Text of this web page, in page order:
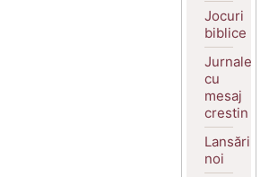
Jocuri
biblice
Jurnale
cu
mesaj
crestin
Lansări
noi